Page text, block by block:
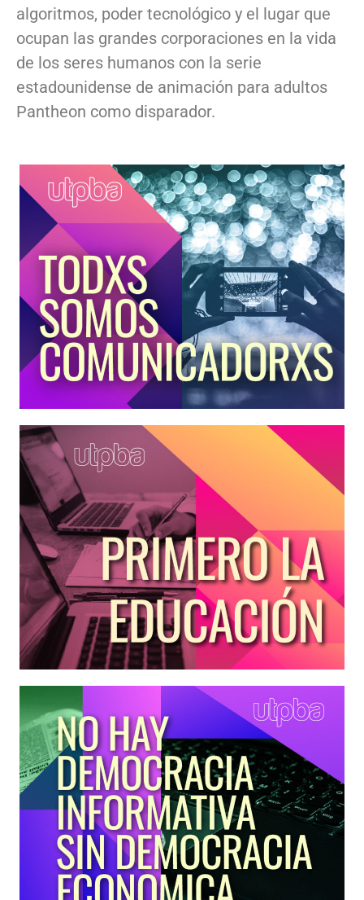
algoritmos, poder tecnológico y el lugar que
ocupan las grandes corporaciones en la vida
de los seres humanos con la serie
estadounidense de animación para adultos
Pantheon como disparador.